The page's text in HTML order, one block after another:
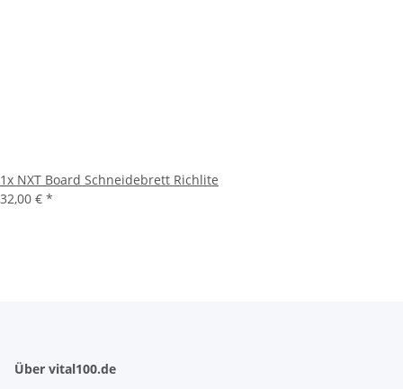
1x NXT Board Schneidebrett Richlite
32,00 € *
Über vital100.de